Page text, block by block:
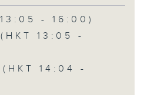
- 16:00)
13:05 -
(HKT 14:04 -